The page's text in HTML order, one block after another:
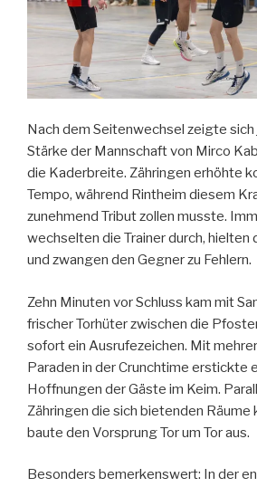
Nach dem Seitenwechsel zeigte
Stärke der Mannschaft von Mirco
die Kaderbreite. Zähringen erhöhte
Tempo, während Rintheim diesem
zunehmend Tribut zollen musste.
wechselten die Trainer durch, hielten
und zwangen den Gegner zu Fehlern.
Zehn Minuten vor Schluss kam mit
frischer Torhüter zwischen die
sofort ein Ausrufezeichen. Mit
Paraden in der Crunchtime erstickte
Hoffnungen der Gäste im Keim.
Zähringen die sich bietenden Räume
baute den Vorsprung Tor um Tor aus.
Besonders bemerkenswert: In der